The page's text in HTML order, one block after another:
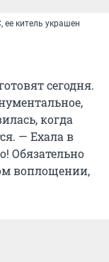
китель украшен
сегодня.
когда
— Ехала в
Обязательно
воплощении,